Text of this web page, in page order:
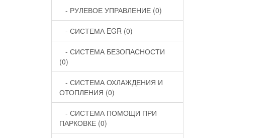
- РУЛЕВОЕ УПРАВЛЕНИЕ (0)
- СИСТЕМА EGR (0)
- СИСТЕМА БЕЗОПАСНОСТИ
(0)
- СИСТЕМА ОХЛАЖДЕНИЯ И
ОТОПЛЕНИЯ (0)
- СИСТЕМА ПОМОЩИ ПРИ
ПАРКОВКЕ (0)